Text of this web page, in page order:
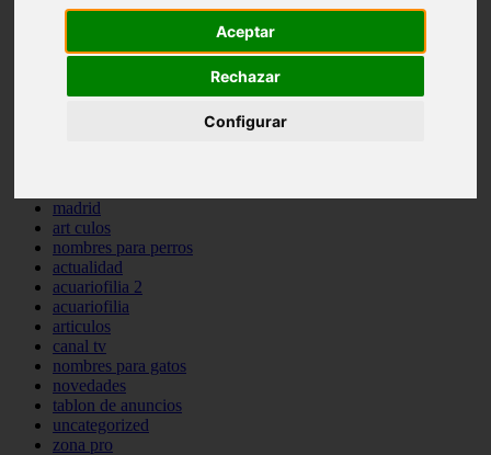
Aceptar
Rechazar
Configurar
cr a
especies invasoras
madrid
art culos
nombres para perros
actualidad
acuariofilia 2
acuariofilia
articulos
canal tv
nombres para gatos
novedades
tablon de anuncios
uncategorized
zona pro